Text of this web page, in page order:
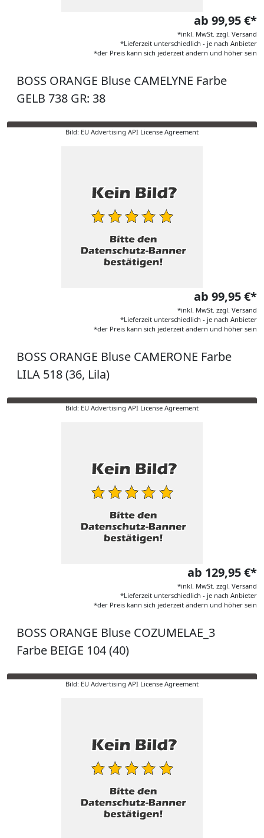
ab 99,95 €*
*inkl. MwSt. zzgl. Versand
*Lieferzeit unterschiedlich - je nach Anbieter
*der Preis kann sich jederzeit ändern und höher sein
BOSS ORANGE Bluse CAMELYNE Farbe
GELB 738 GR: 38
Bild: EU Advertising API License Agreement
ab 99,95 €*
*inkl. MwSt. zzgl. Versand
*Lieferzeit unterschiedlich - je nach Anbieter
*der Preis kann sich jederzeit ändern und höher sein
BOSS ORANGE Bluse CAMERONE Farbe
LILA 518 (36, Lila)
Bild: EU Advertising API License Agreement
ab 129,95 €*
*inkl. MwSt. zzgl. Versand
*Lieferzeit unterschiedlich - je nach Anbieter
*der Preis kann sich jederzeit ändern und höher sein
BOSS ORANGE Bluse COZUMELAE_3
Farbe BEIGE 104 (40)
Bild: EU Advertising API License Agreement